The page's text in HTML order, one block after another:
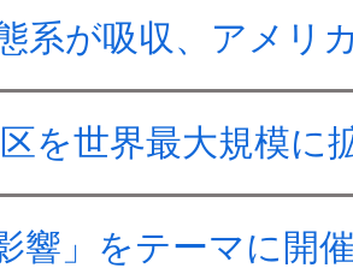
系が吸収、アメリ
を世界最大規模に
響」をテーマに開